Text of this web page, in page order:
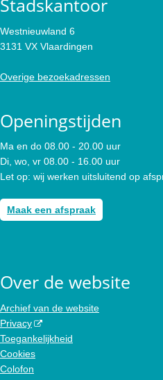
Stadskantoor
Westnieuwland 6
3131 VX Vlaardingen
Overige bezoekadressen
Openingstijden
Ma en do 08.00 - 20.00 uur
Di, wo, vr 08.00 - 16.00 uur
Let op: wij werken uitsluitend op
Maak een afspraak
Over de website
Archief van de website
Privacy
Toegankelijkheid
Cookies
Colofon